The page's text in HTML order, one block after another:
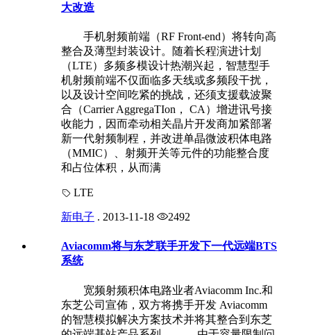
大改造
手机射频前端（RF Front-end）将转向高
整合及薄型封装设计。随着长程演进计划
（LTE）多频多模设计热潮兴起，智慧型手
机射频前端不仅面临多天线或多频段干扰，
以及设计空间吃紧的挑战，还须支援载波聚
合（Carrier AggregaTIon， CA）增进讯号接
收能力，因而牵动相关晶片开发商加紧部署
新一代射频制程，并改进单晶微波积体电路
（MMIC）、射频开关等元件的功能整合度
和占位体积，从而满
LTE
新电子 . 2013-11-18 2492
Aviacomm将与东芝联手开发下一代远端BTS
系统
宽频射频积体电路业者Aviacomm Inc.和
东芝公司宣佈，双方将携手开发 Aviacomm
的智慧模拟解决方案技术并将其整合到东芝